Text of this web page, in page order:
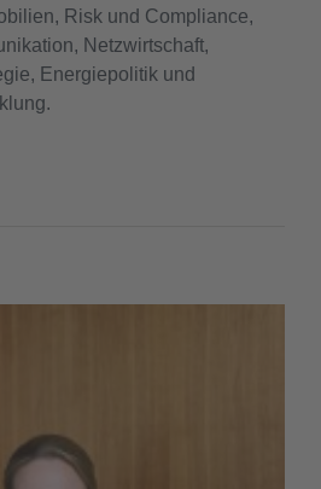
Risk und Compliance,
Netzwirtschaft,
Energiepolitik und